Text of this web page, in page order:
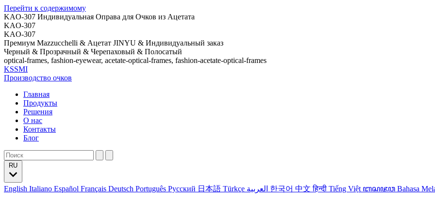
Перейти к содержимому
KAO-307 Индивидуальная Оправа для Очков из Ацетата
KAO-307
KAO-307
Премиум Mazzucchelli & Ацетат JINYU & Индивидуальный заказ
Черный & Прозрачный & Черепаховый & Полосатый
optical-frames, fashion-eyewear, acetate-optical-frames, fashion-acetate-optical-frames
KSSMI
Производство очков
Главная
Продукты
Решения
О нас
Контакты
Блог
English Italiano Español Français Deutsch Português Русский 日本語 Türkçe 한국어 中文हिन्दी Tiếng Việt ꦧꦱꦗꦮ Bahasa